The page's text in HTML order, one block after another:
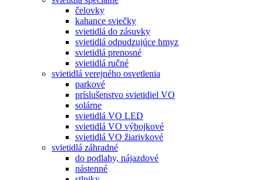
čelovky
kahance sviečky
svietidlá do zásuvky
svietidlá odpudzujúce hmyz
svietidlá prenosné
svietidlá ručné
svietidlá verejného osvetlenia
parkové
príslušenstvo svietidiel VO
solárne
svietidlá VO LED
svietidlá VO výbojkové
svietidlá VO žiarivkové
svietidlá záhradné
do podlahy, nájazdové
nástenné